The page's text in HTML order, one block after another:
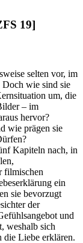
19]
selten vor, im
Doch wie sind sie
um, die
– im
hervor?
wie prägen sie
Kapiteln nach, in
filmischen
ein
sie bevorzugt
der
und
weshalb sich
die Liebe erklären.